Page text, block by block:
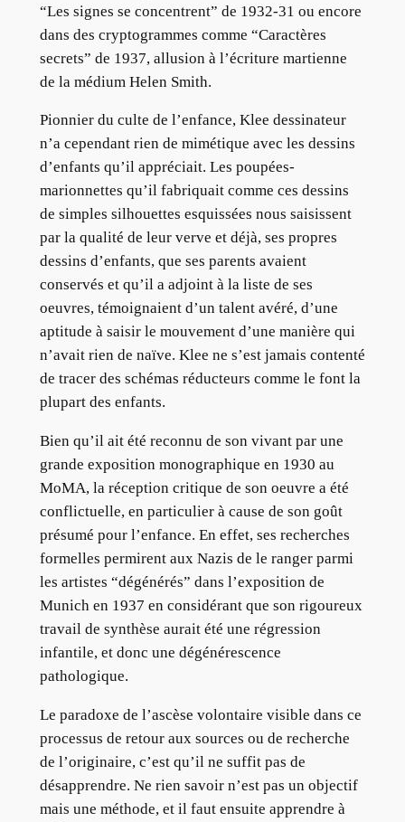
“Les signes se concentrent” de 1932-31 ou encore
dans des cryptogrammes comme “Caractères
secrets” de 1937, allusion à l’écriture martienne
de la médium Helen Smith.
Pionnier du culte de l’enfance, Klee dessinateur
n’a cependant rien de mimétique avec les dessins
d’enfants qu’il appréciait. Les poupées-
marionnettes qu’il fabriquait comme ces dessins
de simples silhouettes esquissées nous saisissent
par la qualité de leur verve et déjà, ses propres
dessins d’enfants, que ses parents avaient
conservés et qu’il a adjoint à la liste de ses
oeuvres, témoignaient d’un talent avéré, d’une
aptitude à saisir le mouvement d’une manière qui
n’avait rien de naïve. Klee ne s’est jamais contenté
de tracer des schémas réducteurs comme le font la
plupart des enfants.
Bien qu’il ait été reconnu de son vivant par une
grande exposition monographique en 1930 au
MoMA, la réception critique de son oeuvre a été
conflictuelle, en particulier à cause de son goût
présumé pour l’enfance. En effet, ses recherches
formelles permirent aux Nazis de le ranger parmi
les artistes “dégénérés” dans l’exposition de
Munich en 1937 en considérant que son rigoureux
travail de synthèse aurait été une régression
infantile, et donc une dégénérescence
pathologique.
Le paradoxe de l’ascèse volontaire visible dans ce
processus de retour aux sources ou de recherche
de l’originaire, c’est qu’il ne suffit pas de
désapprendre. Ne rien savoir n’est pas un objectif
mais une méthode, et il faut ensuite apprendre à